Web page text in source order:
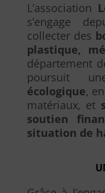
L’association
s’engage
collecter des
plastique,
département
poursuit
écologique,
matériaux, et
soutien
situation de